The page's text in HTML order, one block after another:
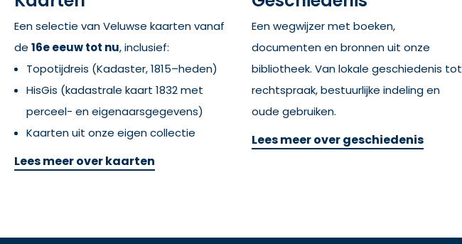
Een selectie van Veluwse kaarten vanaf
de 16e eeuw tot nu, inclusief:
Topotijdreis (Kadaster, 1815–heden)
HisGis (kadastrale kaart 1832 met
perceel- en eigenaarsgegevens)
Kaarten uit onze eigen collectie
Lees meer over kaarten
Een wegwijzer met boeken,
documenten en bronnen uit onze
bibliotheek. Van lokale geschiedenis tot
rechtspraak, bestuurlijke indeling en
oude gebruiken.
Lees meer over geschiedenis